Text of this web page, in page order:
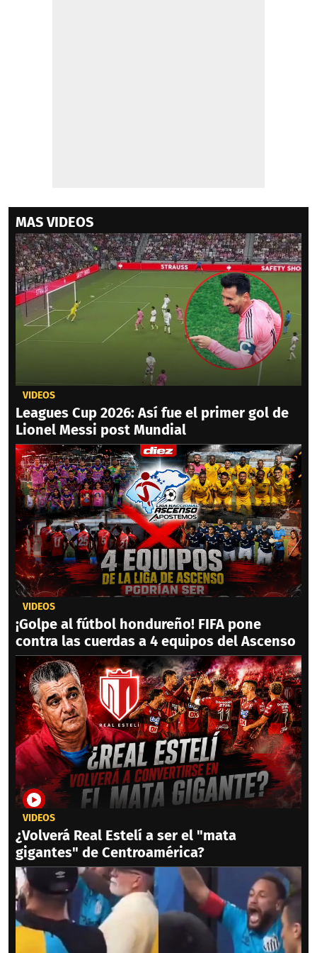
MAS VIDEOS
VIDEOS
Leagues Cup 2026: Así fue el primer gol de
Lionel Messi post Mundial
VIDEOS
¡Golpe al fútbol hondureño! FIFA pone
contra las cuerdas a 4 equipos del Ascenso
VIDEOS
¿Volverá Real Estelí a ser el "mata
gigantes" de Centroamérica?